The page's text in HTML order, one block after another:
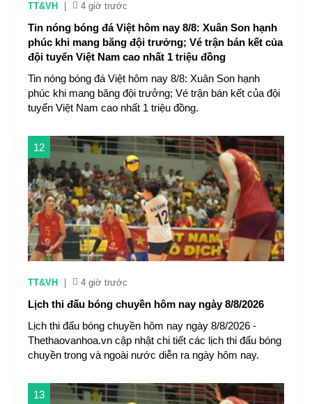
TT&VH 4 giờ trước
Tin nóng bóng đá Việt hôm nay 8/8: Xuân Son hạnh
phúc khi mang băng đội trưởng; Vé trận bán kết của
đội tuyển Việt Nam cao nhất 1 triệu đồng
Tin nóng bóng đá Việt hôm nay 8/8: Xuân Son hạnh
phúc khi mang băng đội trưởng; Vé trận bán kết của đội
tuyển Việt Nam cao nhất 1 triệu đồng.
12
TT&VH 4 giờ trước
Lịch thi đấu bóng chuyền hôm nay ngày 8/8/2026
Lịch thi đấu bóng chuyền hôm nay ngày 8/8/2026 -
Thethaovanhoa.vn cập nhật chi tiết các lịch thi đấu bóng
chuyền trong và ngoài nước diễn ra ngày hôm nay.
13